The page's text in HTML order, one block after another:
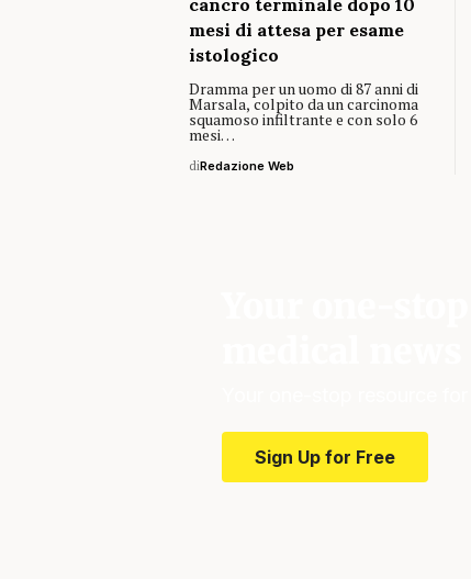
cancro terminale dopo 10
mesi di attesa per esame
istologico
Dramma per un uomo di 87 anni di
Marsala, colpito da un carcinoma
squamoso infiltrante e con solo 6
mesi…
diRedazione Web
Sign Up for Free